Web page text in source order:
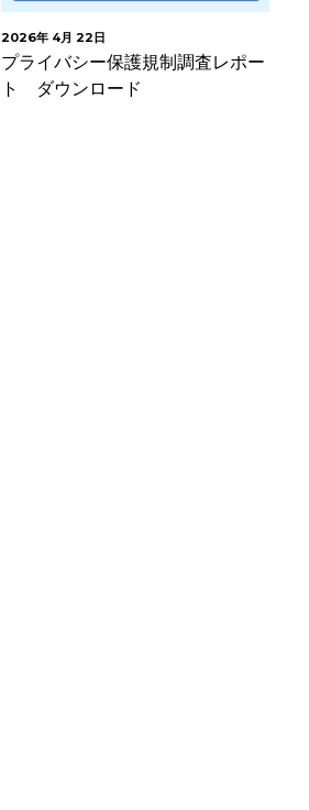
2026年 4月 17日
EU 年齢認証アプリをオープンソ
ースで公開